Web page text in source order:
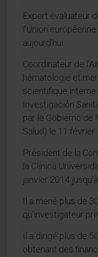
Expert évaluateur
l’Union
aujourd’hui.
Coordinateur de
hématologie et
scientifique interne
Investigación
par le Gobierno de
Salud) le 11 février
Président de la
la Clínica
janvier 2014 jusqu’à
Il a mené plus de
qu’investigateur
Il a dirigé plus de
obtenant des